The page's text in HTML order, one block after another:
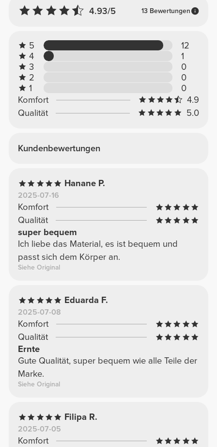
4.93/5 13 Bewertungen
5
12
4
1
3
0
2
0
1
0
Komfort
4.9
Qualität
5.0
Kundenbewertungen
Hanane P.
2025-07-16
Komfort
Qualität
super bequem
Ich liebe das Material, es ist bequem und
passt sich dem Körper an.
Siehe Original
Eduarda F.
2025-07-08
Komfort
Qualität
Ernte
Gute Qualität, super bequem wie alle Teile der
Marke.
Siehe Original
Filipa R.
2025-07-05
Komfort